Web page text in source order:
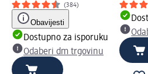
(384)
Obavijesti
Dostupno za isporuku
Odaberi dm trgovinu